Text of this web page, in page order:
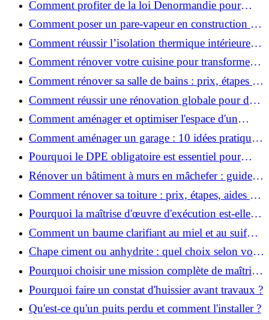
Comment profiter de la loi Denormandie pour
investir dans l'ancien et défiscaliser ?
Comment poser un pare-vapeur en construction et
rénovation : rôle et erreurs à éviter?
Comment réussir l’isolation thermique intérieure
pour une maison économe en énergie ?
Comment rénover votre cuisine pour transformer
votre espace de vie ?
Comment rénover sa salle de bains : prix, étapes et
astuces ?
Comment réussir une rénovation globale pour des
économies et un confort durables?
Comment aménager et optimiser l'espace d'un
studio : 10 astuces pratiques ?
Comment aménager un garage : 10 idées pratiques
et efficaces ?
Pourquoi le DPE obligatoire est essentiel pour
vendre ou louer un bien ?
Rénover un bâtiment à murs en mâchefer : guide
pratique et solutions
Comment rénover sa toiture : prix, étapes, aides et
réglementation ?
Pourquoi la maîtrise d'œuvre d'exécution est-elle
indispensable pour vos chantiers ?
Comment un baume clarifiant au miel et au suif
peut-il purifier la peau ?
Chape ciment ou anhydrite : quel choix selon votre
projet ?
Pourquoi choisir une mission complète de maîtrise
d’œuvre pour réussir vos projets?
Pourquoi faire un constat d'huissier avant travaux ?
Qu'est-ce qu'un puits perdu et comment l'installer ?